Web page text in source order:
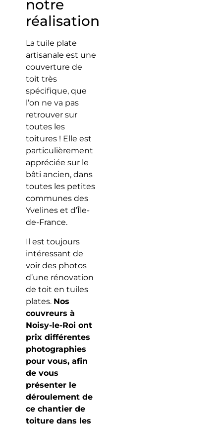
notre
réalisation
La tuile plate
artisanale est une
couverture de
toit très
spécifique, que
l’on ne va pas
retrouver sur
toutes les
toitures ! Elle est
particulièrement
appréciée sur le
bâti ancien, dans
toutes les petites
communes des
Yvelines et d’Île-
de-France.
Il est toujours
intéressant de
voir des photos
d’une rénovation
de toit en tuiles
plates. Nos
couvreurs à
Noisy-le-Roi ont
prix différentes
photographies
pour vous, afin
de vous
présenter le
déroulement de
ce chantier de
toiture dans les